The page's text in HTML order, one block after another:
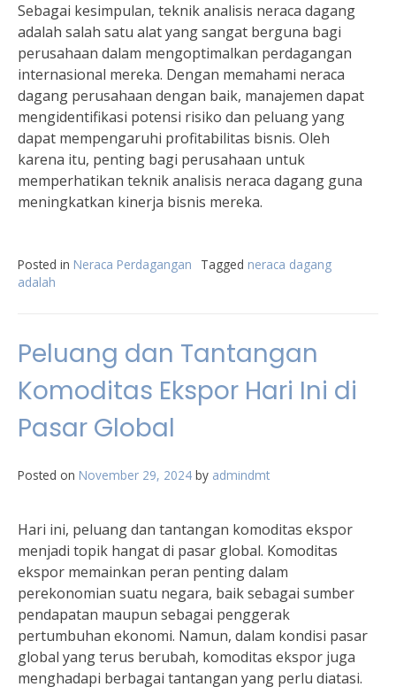
Sebagai kesimpulan, teknik analisis neraca dagang
adalah salah satu alat yang sangat berguna bagi
perusahaan dalam mengoptimalkan perdagangan
internasional mereka. Dengan memahami neraca
dagang perusahaan dengan baik, manajemen dapat
mengidentifikasi potensi risiko dan peluang yang
dapat mempengaruhi profitabilitas bisnis. Oleh
karena itu, penting bagi perusahaan untuk
memperhatikan teknik analisis neraca dagang guna
meningkatkan kinerja bisnis mereka.
Posted in Neraca Perdagangan Tagged neraca dagang
adalah
Peluang dan Tantangan
Komoditas Ekspor Hari Ini di
Pasar Global
Posted on November 29, 2024 by admindmt
Hari ini, peluang dan tantangan komoditas ekspor
menjadi topik hangat di pasar global. Komoditas
ekspor memainkan peran penting dalam
perekonomian suatu negara, baik sebagai sumber
pendapatan maupun sebagai penggerak
pertumbuhan ekonomi. Namun, dalam kondisi pasar
global yang terus berubah, komoditas ekspor juga
menghadapi berbagai tantangan yang perlu diatasi.